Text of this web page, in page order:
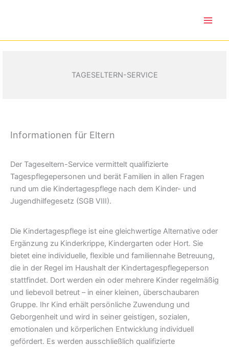
TAGESELTERN-SERVICE
Informationen für Eltern
Der Tageseltern-Service vermittelt qualifizierte
Tagespflegepersonen und berät Familien in allen Fragen
rund um die Kindertagespflege nach dem Kinder- und
Jugendhilfegesetz (SGB VIII).
Die Kindertagespflege ist eine gleichwertige Alternative oder
Ergänzung zu Kinderkrippe, Kindergarten oder Hort. Sie
bietet eine individuelle, flexible und familiennahe Betreuung,
die in der Regel im Haushalt der Kindertagespflegeperson
stattfindet. Dort werden ein oder mehrere Kinder regelmäßig
und liebevoll betreut – in einer kleinen, überschaubaren
Gruppe. Ihr Kind erhält persönliche Zuwendung und
Geborgenheit und wird in seiner geistigen, sozialen,
emotionalen und körperlichen Entwicklung individuell
gefördert. Es werden ausschließlich qualifizierte